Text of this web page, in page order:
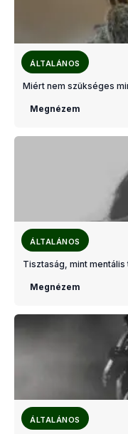
ÁLTALÁNOS
Miért nem szükséges
Megnézem
ÁLTALÁNOS
Tisztaság, mint
Megnézem
ÁLTALÁNOS